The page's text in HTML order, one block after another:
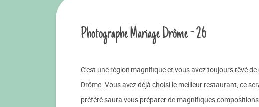
Photographe Mariage Drôme - 26
C'est une région magnifique et vous avez toujours rêvé
Drôme. Vous avez déjà choisi le meilleur restaurant, ce
préféré saura vous préparer de magnifiques